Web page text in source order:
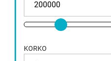
KORKO